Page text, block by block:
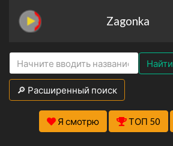
Zagonka
Найти
🔎 Расширенный поиск
Я смотрю ТОП 50